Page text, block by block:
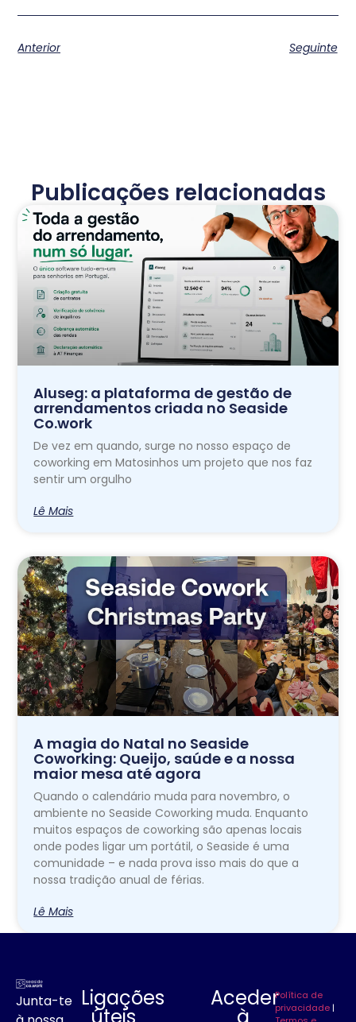
Anterior Seguinte
Publicações relacionadas
Aluseg: a plataforma de gestão de
arrendamentos criada no Seaside
Co.work
De vez em quando, surge no nosso espaço de
coworking em Matosinhos um projeto que nos faz
sentir um orgulho
Lê Mais
A magia do Natal no Seaside
Coworking: Queijo, saúde e a nossa
maior mesa até agora
Quando o calendário muda para novembro, o
ambiente no Seaside Coworking muda. Enquanto
muitos espaços de coworking são apenas locais
onde podes ligar um portátil, o Seaside é uma
comunidade – e nada prova isso mais do que a
nossa tradição anual de férias.
Lê Mais
Junta-te Ligações AcederPolítica de
privacidade |